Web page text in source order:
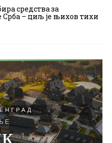
средства за
– циљ је њихов тихи